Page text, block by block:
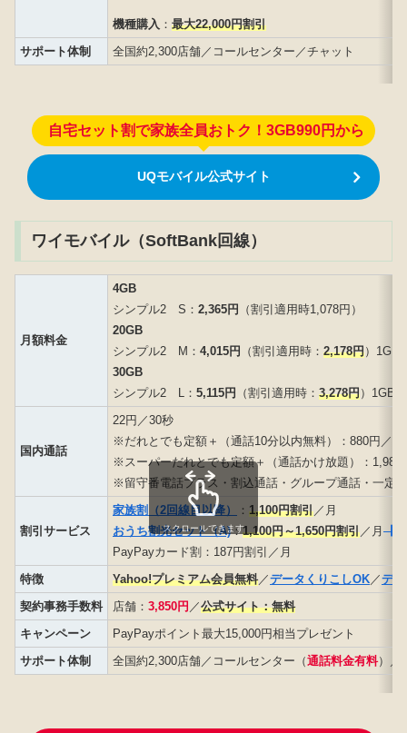
機種購入 ： 最大22,000円割引
サポート体制
全国約2,300店舗／コールセンター／チャット
自宅セット割で家族全員おトク！3GB990円から
UQモバイル公式サイト
ワイモバイル（SoftBank回線）
月額料金
4GB
シンプル2 S： 2,365円
（割引適用時1,078円）
20GB
シンプル2 M： 4,015円 （割引適用時： 2,178円）1GB
30GB
シンプル2 L： 5,115円 （割引適用時： 3,278円）1GB
国内通話
22円／30秒
※だれとでも定額＋（通話10分以内無料）：880円／月
※スーパーだれとでも定額＋（通話かけ放題）：1,980
※留守番電話プラス・割込通話・グループ通話・一定
割引サービス
家族割（2回線目以降） ： 1,100円割引／月
おうち割光セット（A)：1,100円～1,650円割引／月 【
PayPayカード割：187円割引／月
特徴
Yahoo!プレミアム会員無料／データくりこしOK／デ
契約事務手数料
店舗： 3,850円 ／公式サイト：無料
キャンペーン
PayPayポイント最大15,000円相当プレゼント
サポート体制
全国約2,300店舗／コールセンター（通話料金有料）／
スクロールできます